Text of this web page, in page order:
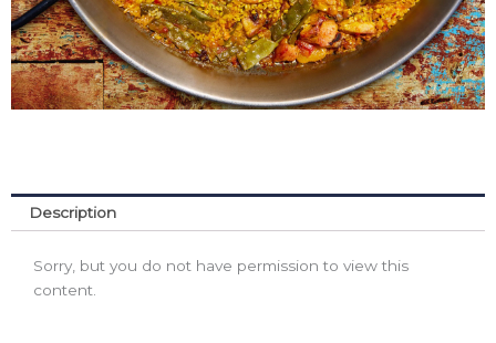
Description
Sorry, but you do not have permission to view this
content.